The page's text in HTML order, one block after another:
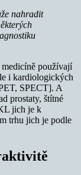
nahradit
používají
i kardiologických
SPECT]. A
prostaty, štítné
jich je k
trhu jich je podle